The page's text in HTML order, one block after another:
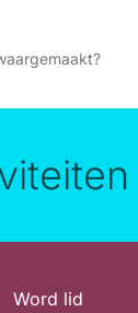
Word lid